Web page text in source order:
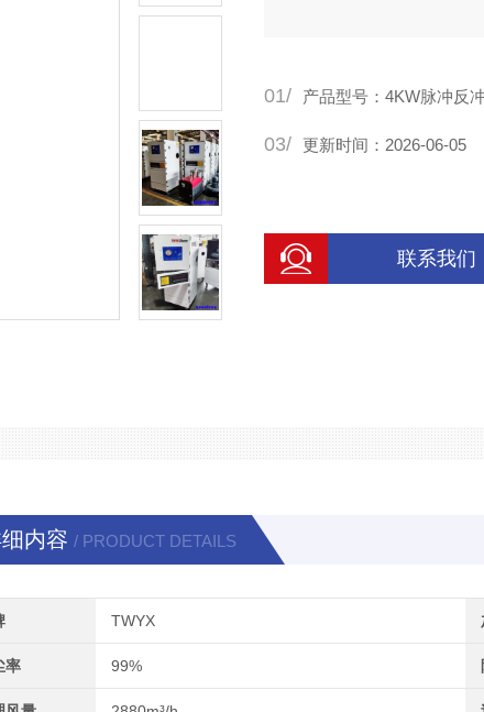
01/ 产品型号：4KW脉冲反冲
03/ 更新时间：2026-06-05
联系我们
内容 / PRODUCT DETAILS
TWYX
率 99%